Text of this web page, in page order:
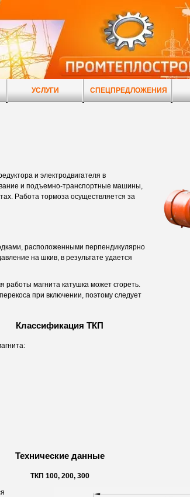
УСЛУГИ СПЕЦПРЕДЛОЖЕНИЯ
и электродвигателя в
и подъемно-транспортные машины,
Работа тормоза осуществляется за
расположенными перпендикулярно
на шкив, в результате удается
магнита катушка может сгореть.
при включении, поэтому следует
Классификация ТКП
Технические данные
ТКП 100, 200, 300